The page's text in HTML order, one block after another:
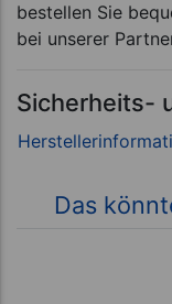
bestellen Sie
bei unserer
Sicherheits-
Das